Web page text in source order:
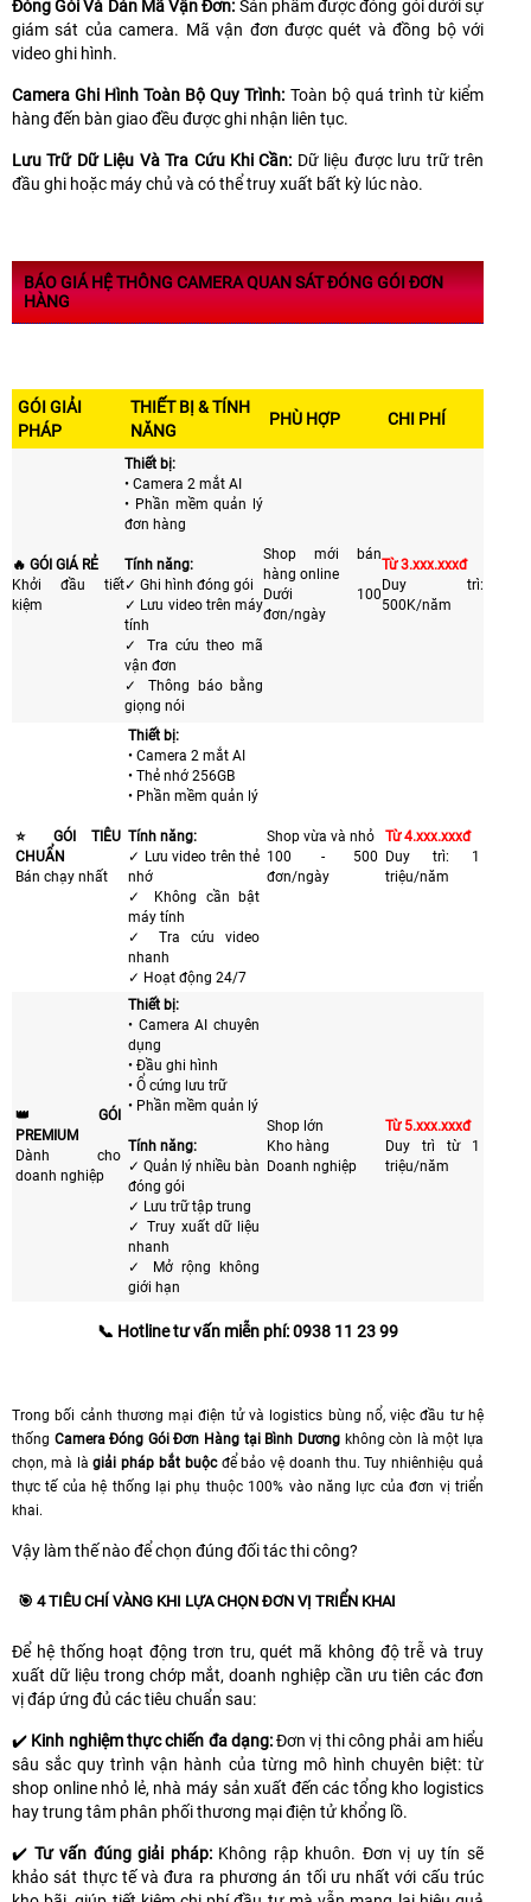
Đóng Gói V​à Dán Mã Vận Đơn: Sản phẩm được đóng gói dưới sự
giám sát của camera. Mã vận đơn được quét và đồng bộ với
video ghi hình.
Camera Ghi Hình Toàn Bộ Quy Trình: Toàn bộ quá trình từ kiểm
hàng đến bàn giao đều được ghi nhận liên tục.
Lưu Trữ Dữ Liệu Và Tra Cứu Khi Cần: Dữ liệu được lưu trữ trên
đầu ghi hoặc máy chủ và có thể truy xuất bất kỳ lúc nào.
BÁO GIÁ HỆ THÔNG CAMERA QUAN SÁT ĐÓNG GÓI ĐƠN
HÀNG
GÓI GIẢI
PHÁP
THIẾT BỊ & TÍNH
NĂNG
PHÙ HỢP CHI PHÍ
🔥 GÓI GIÁ RẺ
Khởi đầu tiết
kiệm
Thiết bị:
• Camera 2 mắt AI
• Phần mềm quản lý
đơn hàng
Tính năng:
✓ Ghi hình đóng gói
✓ Lưu video trên máy
tính
✓ Tra cứu theo mã
vận đơn
✓ Thông báo bằng
giọng nói
Shop mới bán
hàng online
Dưới 100
đơn/ngày
Từ 3.xxx.xxxđ
Duy trì:
500K/năm
⭐ GÓI TIÊU
CHUẨN
Bán chạy nhất
Thiết bị:
• Camera 2 mắt AI
• Thẻ nhớ 256GB
• Phần mềm quản lý
Tính năng:
✓ Lưu video trên thẻ
nhớ
✓ Không cần bật
máy tính
✓ Tra cứu video
nhanh
✓ Hoạt động 24/7
Shop vừa và nhỏ
100 - 500
đơn/ngày
Từ 4.xxx.xxxđ
Duy trì: 1
triệu/năm
👑 GÓI
PREMIUM
Dành cho
doanh nghiệp
Thiết bị:
• Camera AI chuyên
dụng
• Đầu ghi hình
• Ổ cứng lưu trữ
• Phần mềm quản lý
Tính năng:
✓ Quản lý nhiều bàn
đóng gói
✓ Lưu trữ tập trung
✓ Truy xuất dữ liệu
nhanh
✓ Mở rộng không
giới hạn
Shop lớn
Kho hàng
Doanh nghiệp
Từ 5.xxx.xxxđ
Duy trì từ 1
triệu/năm
📞 Hotline tư vấn miễn phí: 0938 11 23 99
Trong bối cảnh thương mại điện tử và logistics bùng nổ, việc đầu tư hệ
thống Camera Đóng Gói Đơn Hàng tại Bình Dươngkhông còn là một lựa
chọn, mà làgiải pháp bắt buộcđể bảo vệ doanh thu. Tuy nhiênhiệu quả
thực tế của hệ thống lại phụ thuộc 100% vào năng lực của đơn vị triển
khai.
Vậy làm thế nào để chọn đúng đối tác thi công?
🎯 4 TIÊU CHÍ VÀNG KHI LỰA CHỌN ĐƠN VỊ TRIỂN KHAI
Để hệ thống hoạt động trơn tru, quét mã không độ trễ và truy
xuất dữ liệu trong chớp mắt, doanh nghiệp cần ưu tiên các đơn
vị đáp ứng đủ các tiêu chuẩn sau:
✔️ Kinh nghiệm thực chiến đa dạng:Đơn vị thi công phải am hiểu
sâu sắc quy trình vận hành của từng mô hình chuyên biệt: từ
shop online nhỏ lẻ, nhà máy sản xuất đến các tổng kho logistics
hay trung tâm phân phối thương mại điện tử khổng lồ.
✔️ Tư vấn đúng giải pháp:Không rập khuôn. Đơn vị uy tín sẽ
khảo sát thực tế và đưa ra phương án tối ưu nhất với cấu trúc